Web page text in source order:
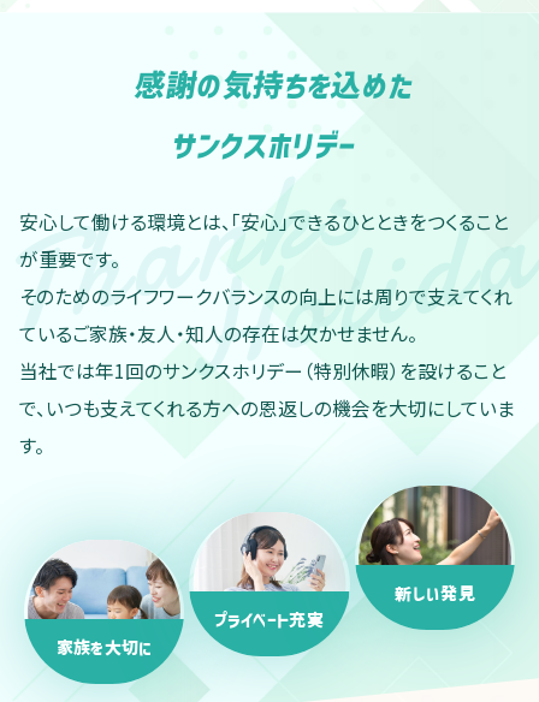
感謝の気持ちを込めた
サンクスホリデー
安心して働ける環境とは、「安心」できるひとときをつくること
が重要です。
そのためのライフワークバランスの向上には周りで支えてくれ
ているご家族・友人・知人の存在は欠かせません。
当社では年1回のサンクスホリデー（特別休暇）を設けること
で、いつも支えてくれる方への恩返しの機会を大切にしていま
す。
家族を大切に
プライベート充実
新しい発見